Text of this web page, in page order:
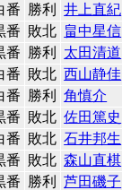
番 勝利 井上直紀
番 敗北 畠中星信
番 勝利 太田清道
番 敗北 西山静佳
番 勝利 角慎介
番 敗北 佐田篤史
番 敗北 石井邦生
番 敗北 森山直棋
番 勝利 芦田磯子